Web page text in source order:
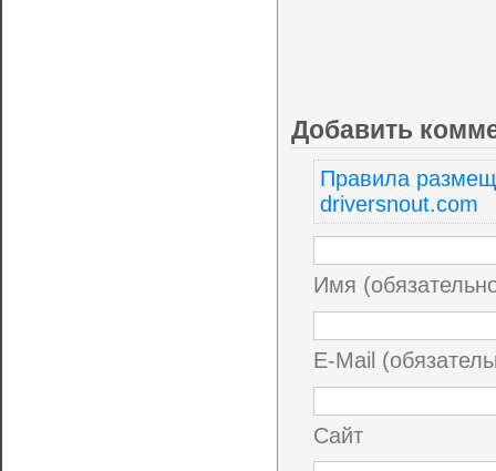
Добавить
Правила
driversnout.com
Имя
E-Mail
Сайт